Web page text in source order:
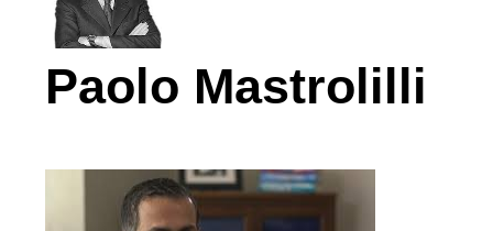
Paolo Mastrolilli